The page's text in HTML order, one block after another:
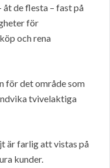
de flesta – fast på
för
och rena
för det område som
tvivelaktiga
är farlig att vistas på
kunder.